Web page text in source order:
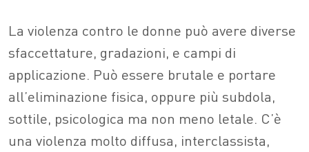
La violenza contro le donne può avere diverse
sfaccettature, gradazioni, e campi di
applicazione. Può essere brutale e portare
all’eliminazione fisica, oppure più subdola,
sottile, psicologica ma non meno letale. C’è
una violenza molto diffusa, interclassista,